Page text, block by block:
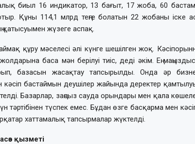
биыл 16 индикатор, 13 бағыт, 17 жоба, 60
Құны 114,1 млрд теңге болатын 22 жобаны іске
қатысуымен жүзеге аспақ.
құру мәселесі әлі күнге шешілген жоқ.
баса мән берілуі тиіс, деді әкім. Ең
базасын жасақтау тапсырылды. Онда әр
бастаймын деушілер жайында деректер
Базарлар, заңсыз сауда орындары мен қала
түспек емес. Бұдан өзге басқарма мен
хаттамалық тапсырмалар жүктелді.
қызметі